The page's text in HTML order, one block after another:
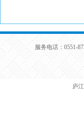
服务电话：0551-
庐